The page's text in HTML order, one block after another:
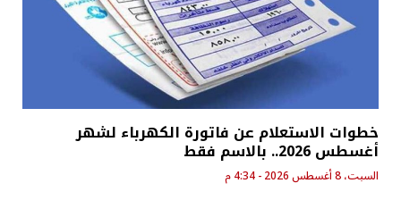
خطوات الاستعلام عن فاتورة الكهرباء لشهر
أغسطس 2026.. بالاسم فقط
السبت، 8 أغسطس 2026 - 4:34 م